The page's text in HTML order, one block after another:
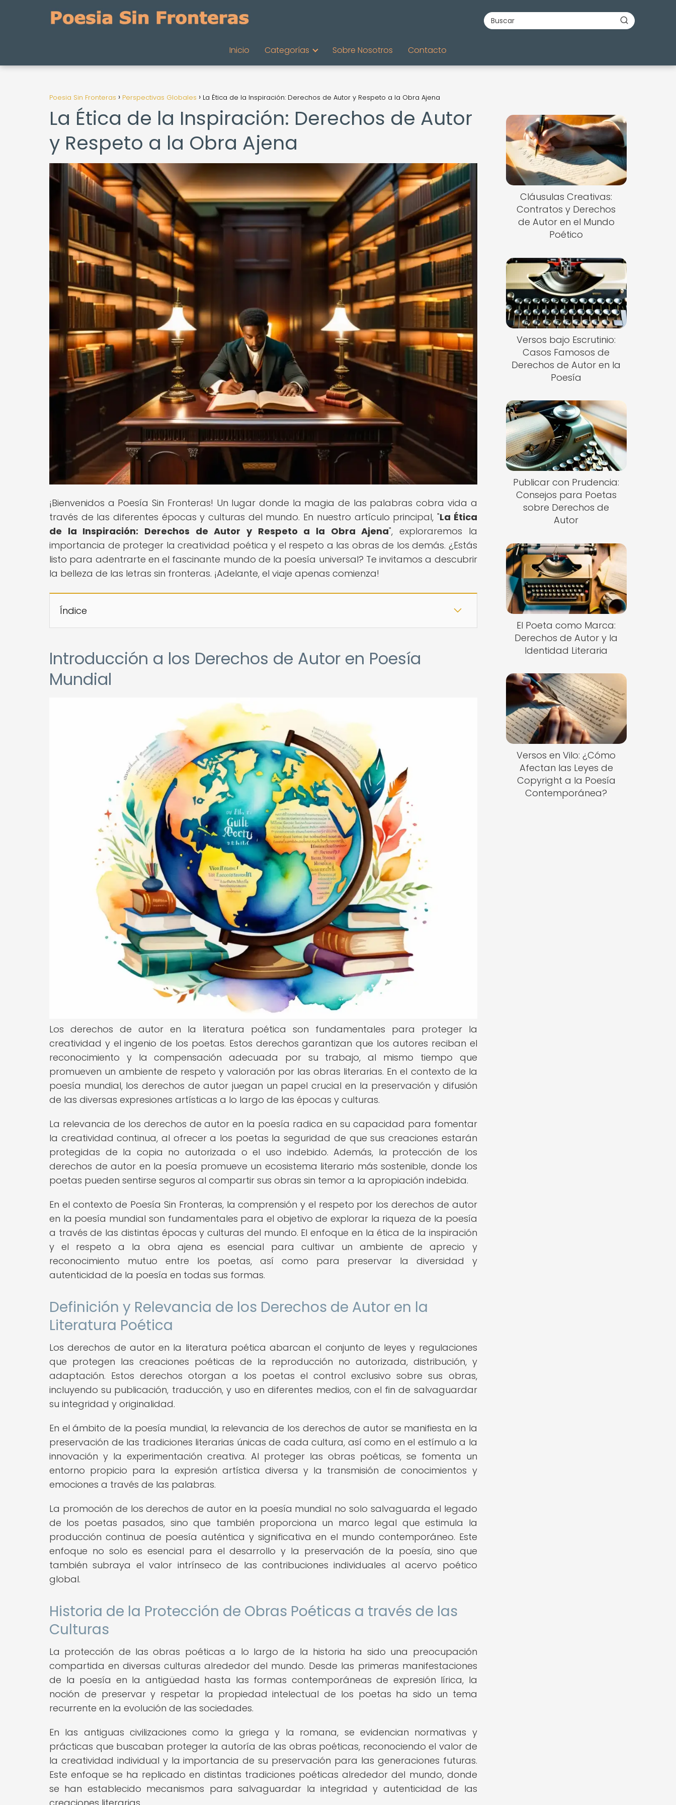
Inicio Categorías Sobre Nosotros Contacto
Poesia Sin Fronteras Perspectivas Globales La Ética de la Inspiración: Derechos de Autor y Respeto a la Obra Ajena
La Ética de la Inspiración: Derechos de Autor
y Respeto a la Obra Ajena
¡Bienvenidos a Poesía Sin Fronteras! Un lugar donde la magia de las palabras cobra vida a
través de las diferentes épocas y culturas del mundo. En nuestro artículo principal, "La Ética
de la Inspiración: Derechos de Autor y Respeto a la Obra Ajena", exploraremos la
importancia de proteger la creatividad poética y el respeto a las obras de los demás. ¿Estás
listo para adentrarte en el fascinante mundo de la poesía universal? Te invitamos a descubrir
la belleza de las letras sin fronteras. ¡Adelante, el viaje apenas comienza!
Índice
Introducción a los Derechos de Autor en Poesía
Mundial
Los derechos de autor en la literatura poética son fundamentales para proteger la
creatividad y el ingenio de los poetas. Estos derechos garantizan que los autores reciban el
reconocimiento y la compensación adecuada por su trabajo, al mismo tiempo que
promueven un ambiente de respeto y valoración por las obras literarias. En el contexto de la
poesía mundial, los derechos de autor juegan un papel crucial en la preservación y difusión
de las diversas expresiones artísticas a lo largo de las épocas y culturas.
La relevancia de los derechos de autor en la poesía radica en su capacidad para fomentar
la creatividad continua, al ofrecer a los poetas la seguridad de que sus creaciones estarán
protegidas de la copia no autorizada o el uso indebido. Además, la protección de los
derechos de autor en la poesía promueve un ecosistema literario más sostenible, donde los
poetas pueden sentirse seguros al compartir sus obras sin temor a la apropiación indebida.
En el contexto de Poesía Sin Fronteras, la comprensión y el respeto por los derechos de autor
en la poesía mundial son fundamentales para el objetivo de explorar la riqueza de la poesía
a través de las distintas épocas y culturas del mundo. El enfoque en la ética de la inspiración
y el respeto a la obra ajena es esencial para cultivar un ambiente de aprecio y
reconocimiento mutuo entre los poetas, así como para preservar la diversidad y
autenticidad de la poesía en todas sus formas.
Definición y Relevancia de los Derechos de Autor en la
Literatura Poética
Los derechos de autor en la literatura poética abarcan el conjunto de leyes y regulaciones
que protegen las creaciones poéticas de la reproducción no autorizada, distribución, y
adaptación. Estos derechos otorgan a los poetas el control exclusivo sobre sus obras,
incluyendo su publicación, traducción, y uso en diferentes medios, con el fin de salvaguardar
su integridad y originalidad.
En el ámbito de la poesía mundial, la relevancia de los derechos de autor se manifiesta en la
preservación de las tradiciones literarias únicas de cada cultura, así como en el estímulo a la
innovación y la experimentación creativa. Al proteger las obras poéticas, se fomenta un
entorno propicio para la expresión artística diversa y la transmisión de conocimientos y
emociones a través de las palabras.
La promoción de los derechos de autor en la poesía mundial no solo salvaguarda el legado
de los poetas pasados, sino que también proporciona un marco legal que estimula la
producción continua de poesía auténtica y significativa en el mundo contemporáneo. Este
enfoque no solo es esencial para el desarrollo y la preservación de la poesía, sino que
también subraya el valor intrínseco de las contribuciones individuales al acervo poético
global.
Historia de la Protección de Obras Poéticas a través de las
Culturas
La protección de las obras poéticas a lo largo de la historia ha sido una preocupación
compartida en diversas culturas alrededor del mundo. Desde las primeras manifestaciones
de la poesía en la antigüedad hasta las formas contemporáneas de expresión lírica, la
noción de preservar y respetar la propiedad intelectual de los poetas ha sido un tema
recurrente en la evolución de las sociedades.
En las antiguas civilizaciones como la griega y la romana, se evidencian normativas y
prácticas que buscaban proteger la autoría de las obras poéticas, reconociendo el valor de
la creatividad individual y la importancia de su preservación para las generaciones futuras.
Este enfoque se ha replicado en distintas tradiciones poéticas alrededor del mundo, donde
se han establecido mecanismos para salvaguardar la integridad y autenticidad de las
Cláusulas Creativas:
Contratos y Derechos
de Autor en el Mundo
Poético
Versos bajo Escrutinio:
Casos Famosos de
Derechos de Autor en la
Poesía
Publicar con Prudencia:
Consejos para Poetas
sobre Derechos de
Autor
El Poeta como Marca:
Derechos de Autor y la
Identidad Literaria
Versos en Vilo: ¿Cómo
Afectan las Leyes de
Copyright a la Poesía
Contemporánea?